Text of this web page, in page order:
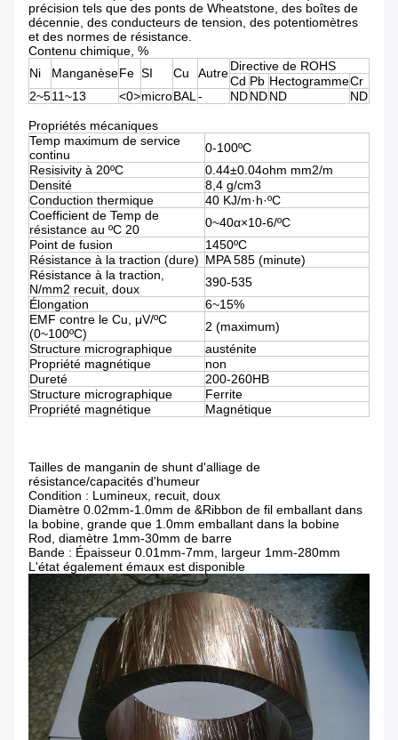
précision tels que des ponts de Wheatstone, des boîtes de
décennie, des conducteurs de tension, des potentiomètres
et des normes de résistance.
Contenu chimique, %
Ni
ManganèseFe SI Cu AutreDirective de ROHS
Cd Pb HectogrammeCr
2~511~13 <0>microBAL- NDNDND ND
Propriétés mécaniques
Temp maximum de service
continu
0-100ºC
Resisivity à 20ºC
0.44±0.04ohm mm2/m
Densité
8,4 g/cm3
Conduction thermique
40 KJ/m·h·ºC
Coefficient de Temp de
résistance au ºC 20
0~40α×10-6/ºC
Point de fusion
1450ºC
Résistance à la traction (dure) MPA 585 (minute)
Résistance à la traction,
N/mm2 recuit, doux
390-535
Élongation
6~15%
EMF contre le Cu, μV/ºC
(0~100ºC)
2 (maximum)
Structure micrographique
austénite
Propriété magnétique
non
Dureté
200-260HB
Structure micrographique
Ferrite
Propriété magnétique
Magnétique
Tailles de manganin de shunt d'alliage de
résistance/capacités d'humeur
Condition : Lumineux, recuit, doux
Diamètre 0.02mm-1.0mm de &Ribbon de fil emballant dans
la bobine, grande que 1.0mm emballant dans la bobine
Rod, diamètre 1mm-30mm de barre
Bande : Épaisseur 0.01mm-7mm, largeur 1mm-280mm
L'état également émaux est disponible